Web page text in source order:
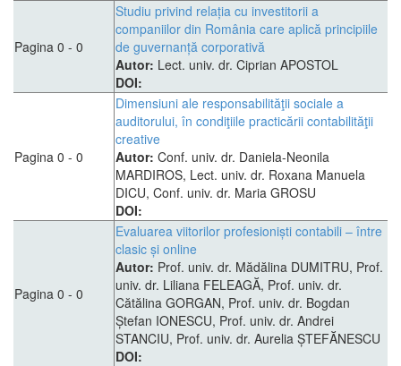
Pagina 0 - 0
Studiu privind relația cu investitorii a
companiilor din România care aplică principiile
de guvernanță corporativă
Autor: Lect. univ. dr. Ciprian APOSTOL
DOI:
Pagina 0 - 0
Dimensiuni ale responsabilităţii sociale a
auditorului, în condiţiile practicării contabilităţii
creative
Autor: Conf. univ. dr. Daniela-Neonila
MARDIROS, Lect. univ. dr. Roxana Manuela
DICU, Conf. univ. dr. Maria GROSU
DOI:
Pagina 0 - 0
Evaluarea viitorilor profesioniști contabili – între
clasic și online
Autor: Prof. univ. dr. Mădălina DUMITRU, Prof.
univ. dr. Liliana FELEAGĂ, Prof. univ. dr.
Cătălina GORGAN, Prof. univ. dr. Bogdan
Ștefan IONESCU, Prof. univ. dr. Andrei
STANCIU, Prof. univ. dr. Aurelia ȘTEFĂNESCU
DOI: